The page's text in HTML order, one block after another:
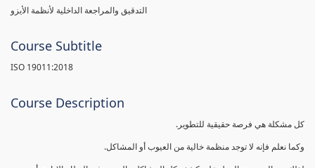
التدقيق والمراجعة الداخلية لأنظمة الأيزو
Course Subtitle
ISO 19011:2018
Course Description
كل مشكلة هي فرصة حقيقية للتطوير.
وكما نعلم فإنه لا توجد منظمة خالية من العيوب أو المشاكل.